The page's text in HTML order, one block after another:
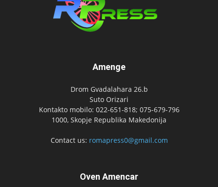
Amenge
Drom Gvadalahara 26.b
Suto Orizari
Kontakto mobilo: 022-651-818; 075-679-796
1000, Skopje Republika Makedonija
Contact us: romapress0@gmail.com
Oven Amencar